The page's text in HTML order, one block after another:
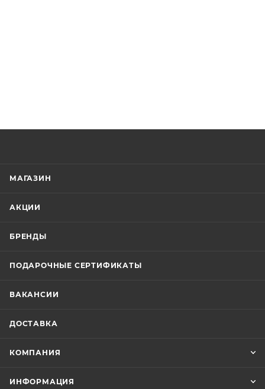
МАГАЗИН
АКЦИИ
БРЕНДЫ
ПОДАРОЧНЫЕ СЕРТИФИКАТЫ
ВАКАНСИИ
ДОСТАВКА
КОМПАНИЯ
ИНФОРМАЦИЯ